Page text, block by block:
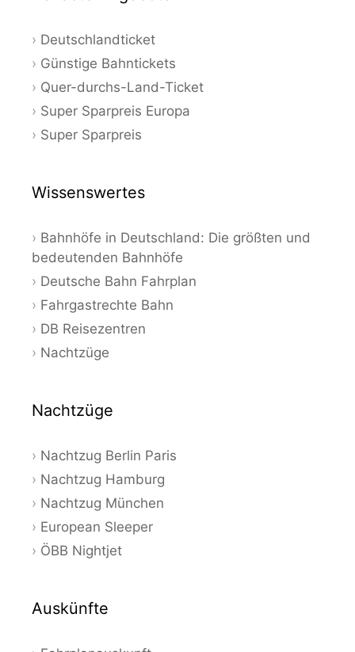
Deutschlandticket
Günstige Bahntickets
Quer-durchs-Land-Ticket
Super Sparpreis Europa
Super Sparpreis
Wissenswertes
Bahnhöfe in Deutschland: Die größten und
bedeutenden Bahnhöfe
Deutsche Bahn Fahrplan
Fahrgastrechte Bahn
DB Reisezentren
Nachtzüge
Nachtzüge
Nachtzug Berlin Paris
Nachtzug Hamburg
Nachtzug München
European Sleeper
ÖBB Nightjet
Auskünfte